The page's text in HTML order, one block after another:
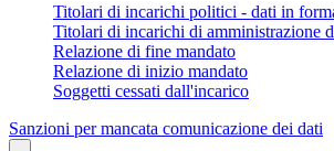
Titolari di incarichi politici - dati in
Titolari di incarichi di amministrazione
Relazione di fine mandato
Relazione di inizio mandato
Soggetti cessati dall'incarico
Sanzioni per mancata comunicazione dei dati